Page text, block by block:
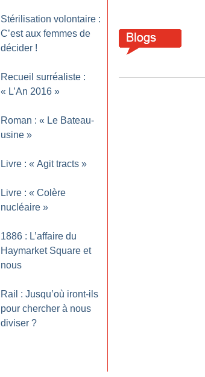
Stérilisation volontaire :
C’est aux femmes de
décider !
Recueil surréaliste :
« L’An 2016 »
Roman : « Le Bateau-
usine »
Livre : « Agit tracts »
Livre : « Colère
nucléaire »
1886 : L’affaire du
Haymarket Square et
nous
Rail : Jusqu’où iront-ils
pour chercher à nous
diviser ?